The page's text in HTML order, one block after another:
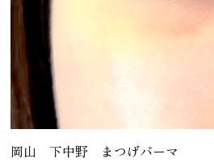
岡山 下中野 まつげパーマ